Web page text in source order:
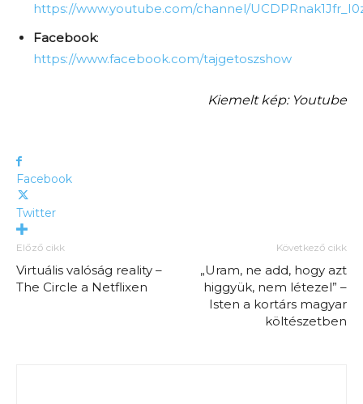
https://www.youtube.com/channel/
Facebook:
https://www.facebook.com/tajgetoszshow
Kiemelt kép: Youtube
Facebook
Twitter
Előző cikk
Virtuális valóság reality –
The Circle a Netflixen
Következő cikk
„Uram, ne add, hogy azt
higgyük, nem létezel” –
Isten a kortárs magyar
költészetben